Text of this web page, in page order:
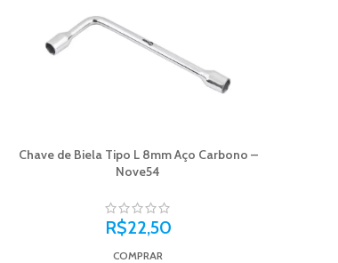
Chave de Biela Tipo L 8mm Aço Carbono –
Nove54
R$22,50
COMPRAR